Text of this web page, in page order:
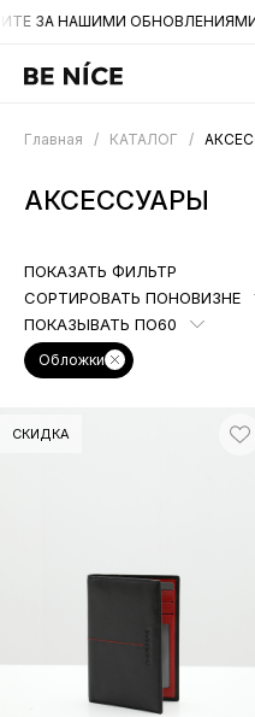
ОБНОВЛЕНИЯМИ НА
Главная / КАТАЛОГ /
АКСЕССУАРЫ
ПОКАЗАТЬ ФИЛЬТР
Обложки
СОРТИРОВАТЬ ПОНОВИЗНЕ
ПОКАЗЫВАТЬ ПО60
СКИДКА